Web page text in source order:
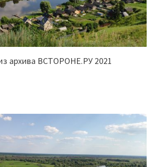
архива ВСТОРОНЕ.РУ 2021